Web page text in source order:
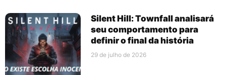
Silent Hill: Townfall analisará
seu comportamento para
definir o final da história
29 de julho de 2026